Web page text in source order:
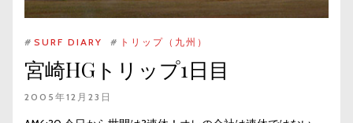
# SURF DIARY # トリップ（九州）
宮崎HGトリップ1日目
2005年12月23日